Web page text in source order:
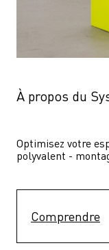
À propos du
Optimisez votre
polyvalent -
Comprendre